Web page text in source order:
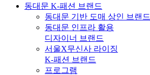
동대문 K-패션 브랜드
동대문 기반 도매 상인 브랜드
동대문 인프라 활용
디자이너 브랜드
서울X무신사 라이징
K-패션 브랜드
프로그램